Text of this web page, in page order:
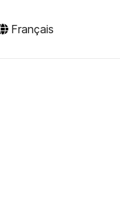
Français